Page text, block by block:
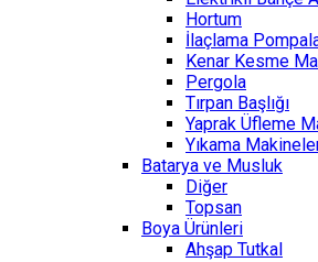
Hortum
İlaçlama
Kenar Kesme
Pergola
Tırpan Başlığı
Yaprak Üfleme
Yıkama
Batarya ve Musluk
Diğer
Topsan
Boya Ürünleri
Ahşap Tutkal